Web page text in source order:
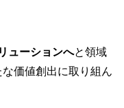
ューションへと領域
価値創出に取り組ん